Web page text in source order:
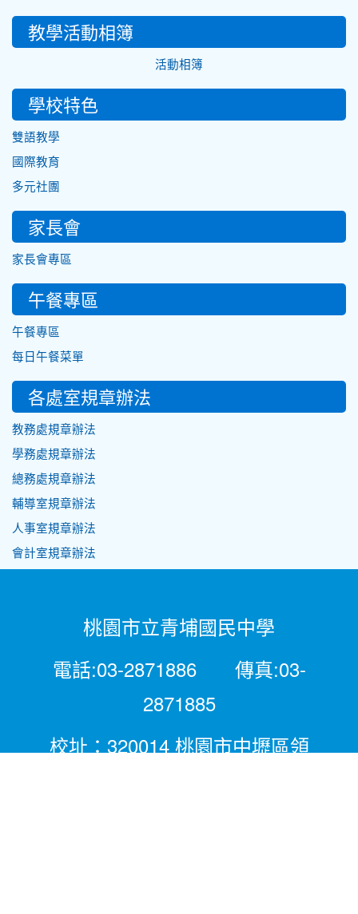
教學活動相簿
活動相簿
學校特色
雙語教學
國際教育
多元社團
家長會
家長會專區
午餐專區
午餐專區
每日午餐菜單
各處室規章辦法
教務處規章辦法
學務處規章辦法
總務處規章辦法
輔導室規章辦法
人事室規章辦法
會計室規章辦法
桃園市立青埔國民中學
電話:03-2871886 傳真:03-
2871885
校址：320014 桃園市中壢區領